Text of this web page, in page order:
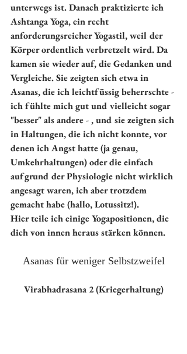
unterwegs ist. Danach praktizierte ich
Ashtanga Yoga, ein recht
anforderungsreicher Yogastil, weil der
Körper ordentlich verbretzelt wird. Da
kamen sie wieder auf, die Gedanken und
Vergleiche. Sie zeigten sich etwa in
Asanas, die ich leichtfüssig beherrschte -
ich fühlte mich gut und vielleicht sogar
"besser" als andere - , und sie zeigten sich
in Haltungen, die ich nicht konnte, vor
denen ich Angst hatte (ja genau,
Umkehrhaltungen) oder die einfach
aufgrund der Physiologie nicht wirklich
angesagt waren, ich aber trotzdem
gemacht habe (hallo, Lotussitz!).
Hier teile ich einige Yogapositionen, die
dich von innen heraus stärken können.
Asanas für weniger Selbstzweifel
Virabhadrasana 2 (Kriegerhaltung)